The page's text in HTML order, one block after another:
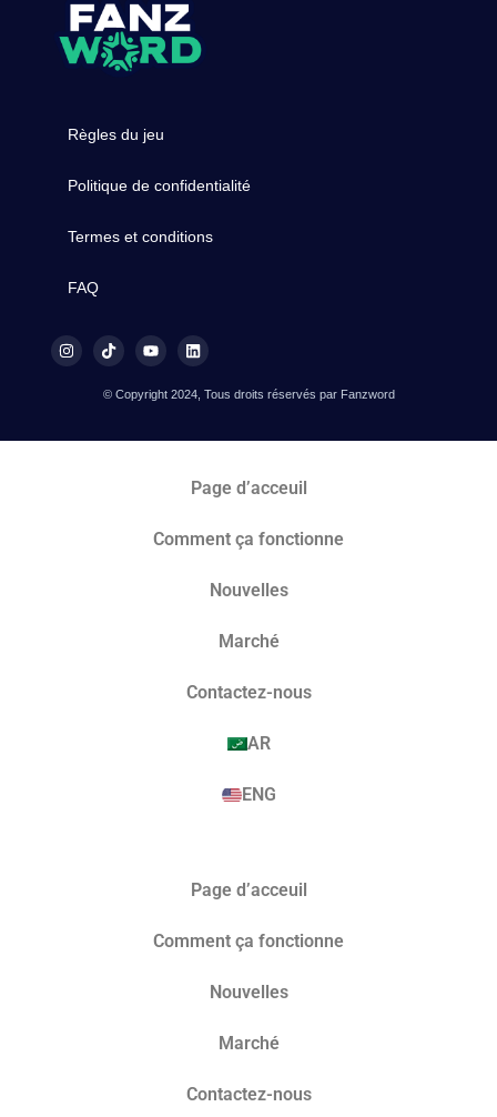
Règles du jeu
Politique de confidentialité
Termes et conditions
FAQ
© Copyright 2024, Tous droits réservés par Fanzword
Page d’acceuil
Comment ça fonctionne
Nouvelles
Marché​
Contactez-nous
AR
ENG
Page d’acceuil
Comment ça fonctionne
Nouvelles
Marché​
Contactez-nous